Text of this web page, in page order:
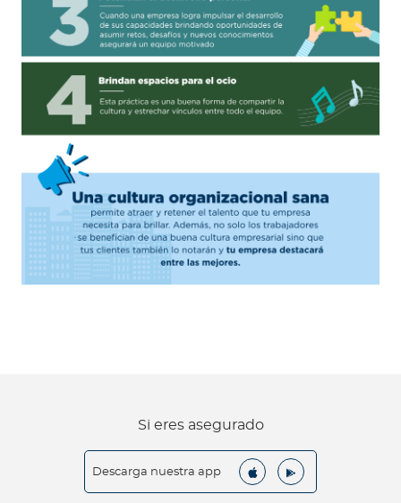
Si eres asegurado
Descarga nuestra app